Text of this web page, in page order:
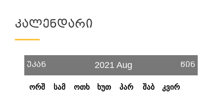
Კალენდარი
უკან 2021 Aug წინ
ორშ სამ ოთხ ხუთ პარ შაბ კვირ